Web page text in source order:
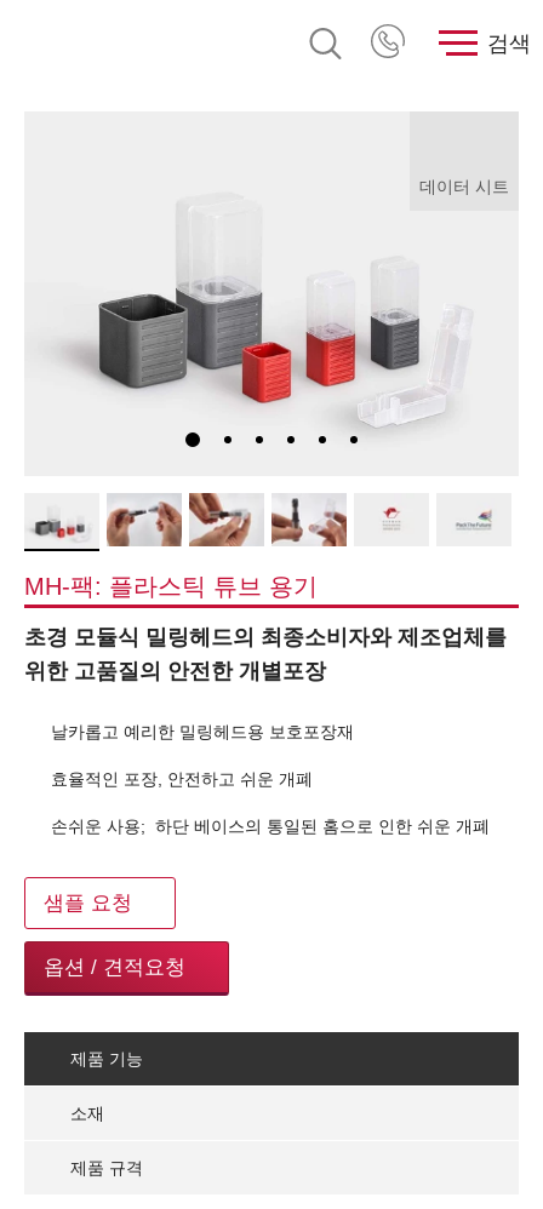
검색
데이터 시트
MH-팩: 플라스틱 튜브 용기
초경 모듈식 밀링헤드의 최종소비자와 제조업체를
위한 고품질의 안전한 개별포장
날카롭고 예리한 밀링헤드용 보호포장재
효율적인 포장, 안전하고 쉬운 개폐
손쉬운 사용; 하단 베이스의 통일된 홈으로 인한 쉬운 개폐
샘플 요청
옵션 / 견적요청
제품 기능
소재
제품 규격